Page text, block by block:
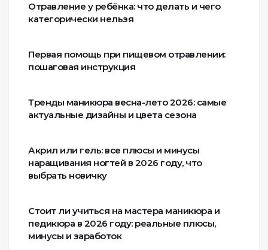
Отравление у ребёнка: что делать и чего
категорически нельзя
Первая помощь при пищевом отравлении:
пошаговая инструкция
Тренды маникюра весна-лето 2026: самые
актуальные дизайны и цвета сезона
Акрил или гель: все плюсы и минусы
наращивания ногтей в 2026 году, что
выбрать новичку
Стоит ли учиться на мастера маникюра и
педикюра в 2026 году: реальные плюсы,
минусы и заработок